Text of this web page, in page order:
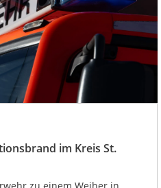
im Kreis St.